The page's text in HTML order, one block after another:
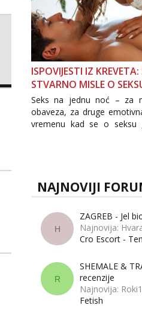
ISPOVIJESTI IZ
STVARNO MISLE O
Seks na jednu noć – za
obaveza, za druge
vremenu kad se o seksu
tema „jedne noći strasti“ i
NAJNOVIJI
H
ZAGREB - Jel
Najnovija:
Cro Escort -
R
SHEMALE &
recenzije
Najnovija:
Fetish